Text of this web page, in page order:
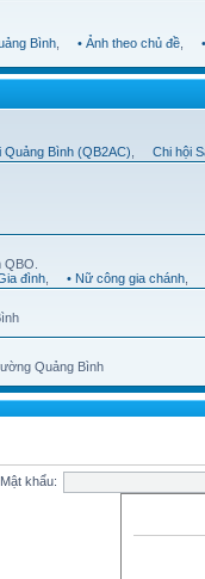
Bình • Ảnh theo chủ đề
Quảng Bình (QB2AC) Chi hội
đình • Nữ công gia chánh
Quảng Bình
Mật khẩu: